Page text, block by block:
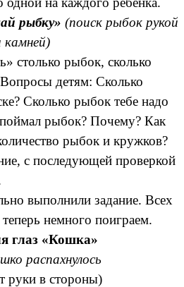
рыбку» (поиск рыбок рукой
камней)
столько рыбок, сколько
детям: Сколько
Сколько рыбок тебе надо
рыбок? Почему? Как
рыбок и кружков?
с последующей проверкой
выполнили задание. Всех
немного поиграем.
глаз «Кошка»
распахнулось
руки в стороны)